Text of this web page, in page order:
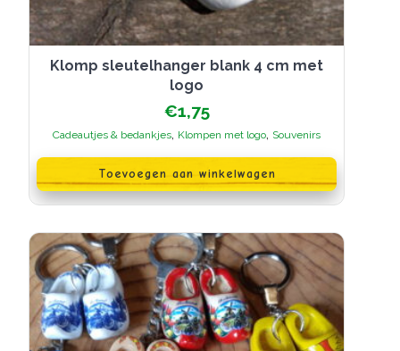
Klomp sleutelhanger blank 4 cm met
logo
€1,75
Cadeautjes & bedankjes Klompen met logo Souvenirs
Toevoegen aan winkelwagen